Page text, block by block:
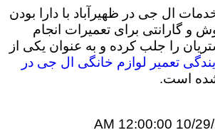
ال جی در ظهیرآباد با دارا بودن
گارانتی برای تعمیرات انجام
را جلب کرده و به عنوان یکی از
تعمیر لوازم خانگی ال جی در
است.
10/29/2024